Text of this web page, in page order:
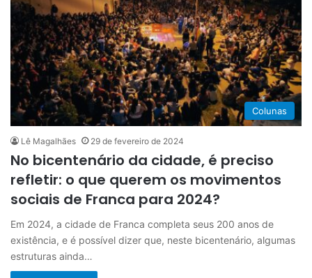
Colunas
Lê Magalhães 29 de fevereiro de 2024
No bicentenário da cidade, é preciso
refletir: o que querem os movimentos
sociais de Franca para 2024?
Em 2024, a cidade de Franca completa seus 200 anos de
existência, e é possível dizer que, neste bicentenário, algumas
estruturas ainda…